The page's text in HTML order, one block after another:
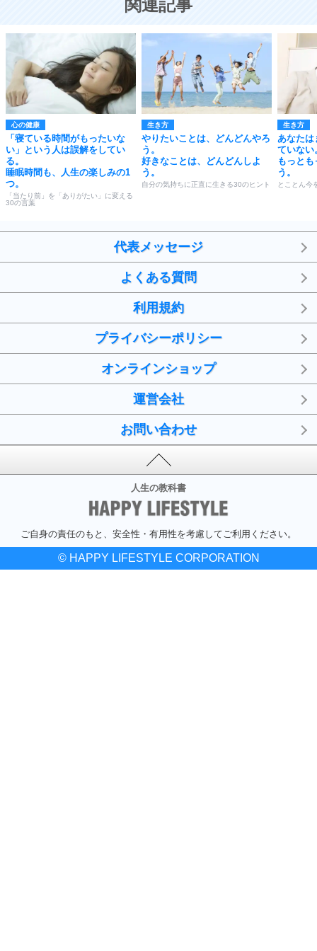
関連記事
心の健康
「寝ている時間がもったいな
い」という人は誤解をしてい
る。
睡眠時間も、人生の楽しみの1
つ。
「当たり前」を「ありがたい」に変える
30の言葉
生き方
やりたいことは、どんどんやろ
う。
好きなことは、どんどんしよ
う。
自分の気持ちに正直に生きる30のヒント
生き方
あなたは
ていない
もっと
う。
とことん今
代表メッセージ
よくある質問
利用規約
プライバシーポリシー
オンラインショップ
運営会社
お問い合わせ
人生の教科書
ご自身の責任のもと、安全性・有用性を考慮してご利用ください。
© HAPPY LIFESTYLE CORPORATION